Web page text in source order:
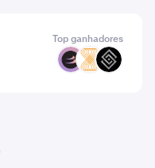
Top ganhadores
BETA VELAR DECT